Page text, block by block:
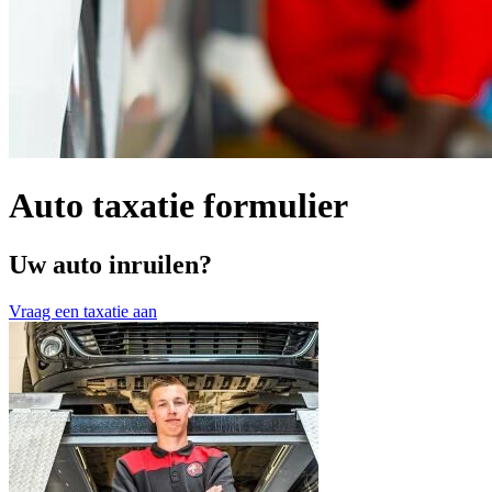
Auto taxatie formulier
Uw auto inruilen?
Vraag een taxatie aan